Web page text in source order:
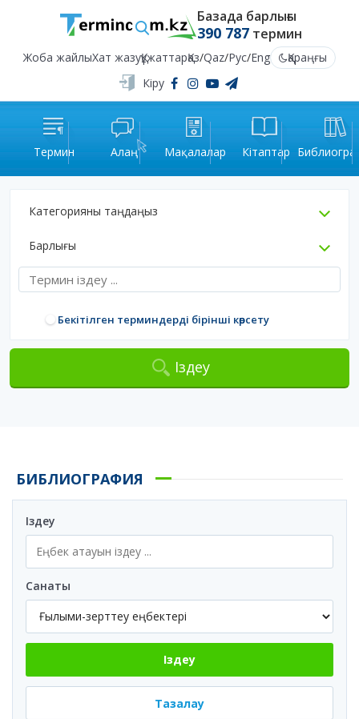
Базада барлығы
390 787термин
Жоба жайлыХат жазуҚұжаттарҚаз/Qaz/Рус/Eng
Қараңғы
Кіру
Термин Алаң Мақалалар Кітаптар
Категорияны таңдаңыз
Барлығы
Бекітілген терминдерді бірінші көрсету
Іздеу
БИБЛИОГРАФИЯ
Іздеу
Санаты
Іздеу
Тазалау